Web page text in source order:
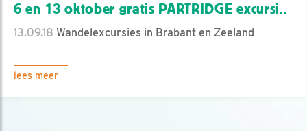
6 en 13 oktober gratis PARTRIDGE excursi..
13.09.18 Wandelexcursies in Brabant en Zeeland
lees meer